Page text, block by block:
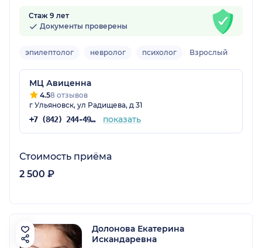
Стаж 9 лет
Документы проверены
эпилептолог невролог психолог Взрослый
МЦ Авиценна
4.58 отзывов
г Ульяновск, ул Радищева, д 31
+7 (842) 244-49-69 показать
Стоимость приёма
2 500 ₽
Долонова Екатерина
Искандаревна